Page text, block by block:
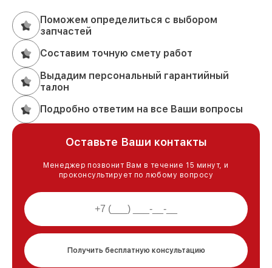
Поможем определиться с выбором
запчастей
Составим точную смету работ
Выдадим персональный гарантийный
талон
Подробно ответим на все Ваши вопросы
Оставьте Ваши контакты
Менеджер позвонит Вам в течение 15 минут, и
проконсультирует по любому вопросу
Получить бесплатную консультацию